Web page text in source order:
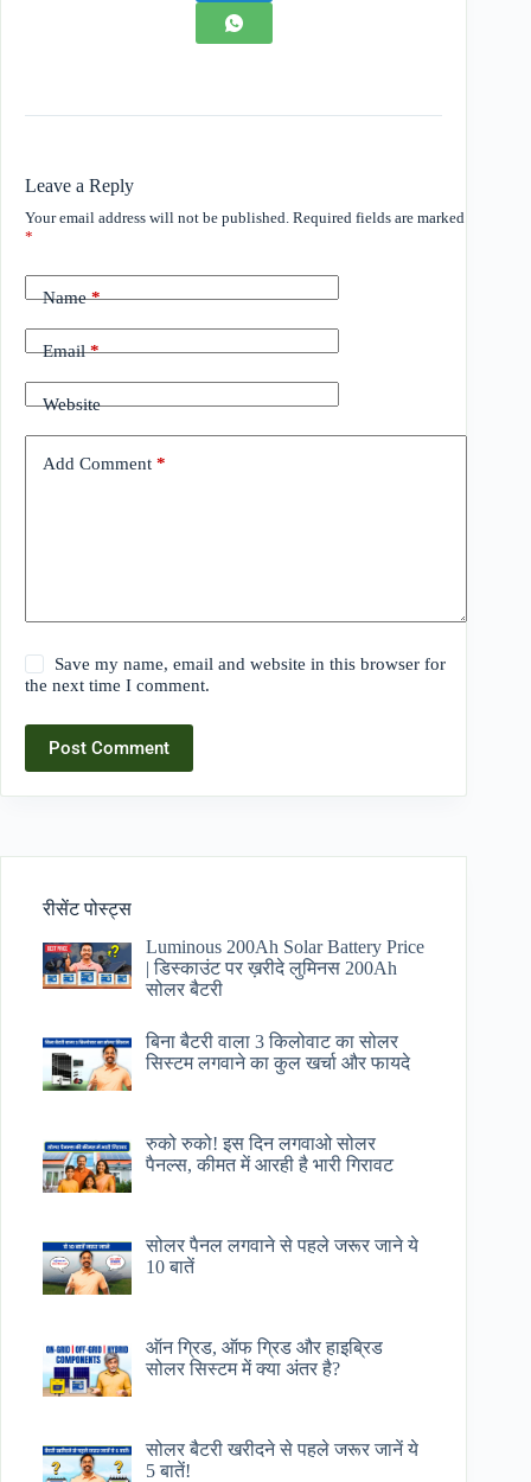
Leave a Reply
Your email address will not be published. Required fields are marked
*
Name*
Email*
Website
Add Comment *
Save my name, email and website in this browser for
the next time I comment.
Post Comment
रीसेंट पोस्ट्स
Luminous 200Ah Solar Battery Price​
| डिस्काउंट पर ख़रीदे लुमिनस 200Ah
सोलर बैटरी
बिना बैटरी वाला 3 किलोवाट का सोलर
सिस्टम लगवाने का कुल खर्चा और फायदे
रुको रुको! इस दिन लगवाओ सोलर
पैनल्स, कीमत में आरही है भारी गिरावट
सोलर पैनल लगवाने से पहले जरूर जाने ये
10 बातें
ऑन ग्रिड, ऑफ ग्रिड और हाइब्रिड
सोलर सिस्टम में क्या अंतर है?
सोलर बैटरी खरीदने से पहले जरूर जानें ये
5 बातें!